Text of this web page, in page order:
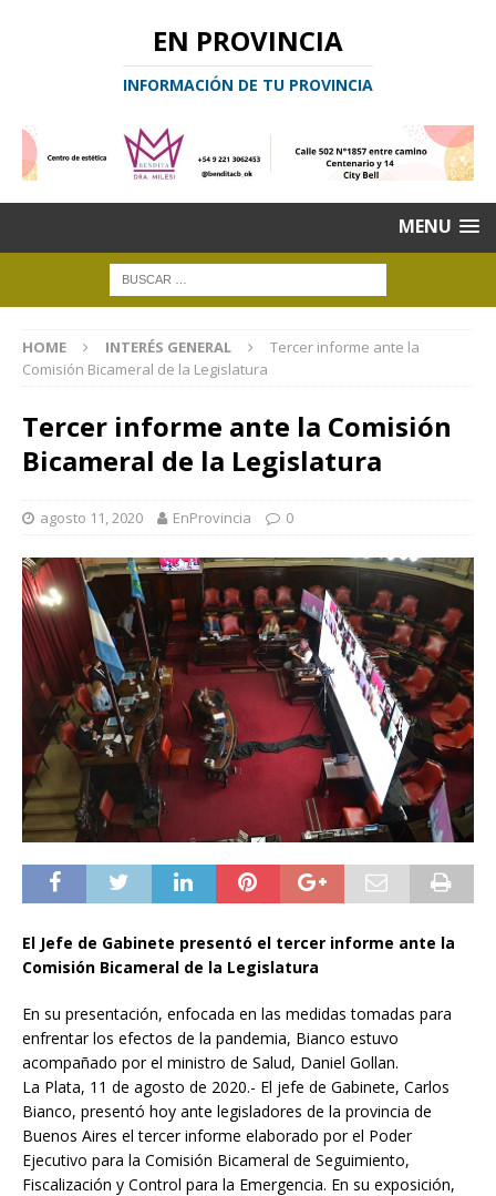
EN PROVINCIA
INFORMACIÓN DE TU PROVINCIA
MENU
HOME INTERÉS GENERAL
Tercer informe ante la
Comisión Bicameral de la Legislatura
Tercer informe ante la Comisión
Bicameral de la Legislatura
agosto 11, 2020 EnProvincia 0
El Jefe de Gabinete presentó el tercer informe ante la
Comisión Bicameral de la Legislatura
En su presentación, enfocada en las medidas tomadas para
enfrentar los efectos de la pandemia, Bianco estuvo
acompañado por el ministro de Salud, Daniel Gollan.
La Plata, 11 de agosto de 2020.- El jefe de Gabinete, Carlos
Bianco, presentó hoy ante legisladores de la provincia de
Buenos Aires el tercer informe elaborado por el Poder
Ejecutivo para la Comisión Bicameral de Seguimiento,
Fiscalización y Control para la Emergencia. En su exposición,